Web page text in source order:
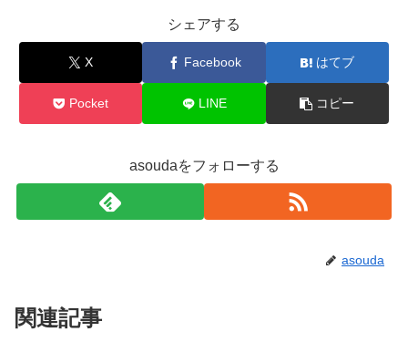
シェアする
X Facebook はてブ
Pocket LINE コピー
asoudaをフォローする
asouda
関連記事